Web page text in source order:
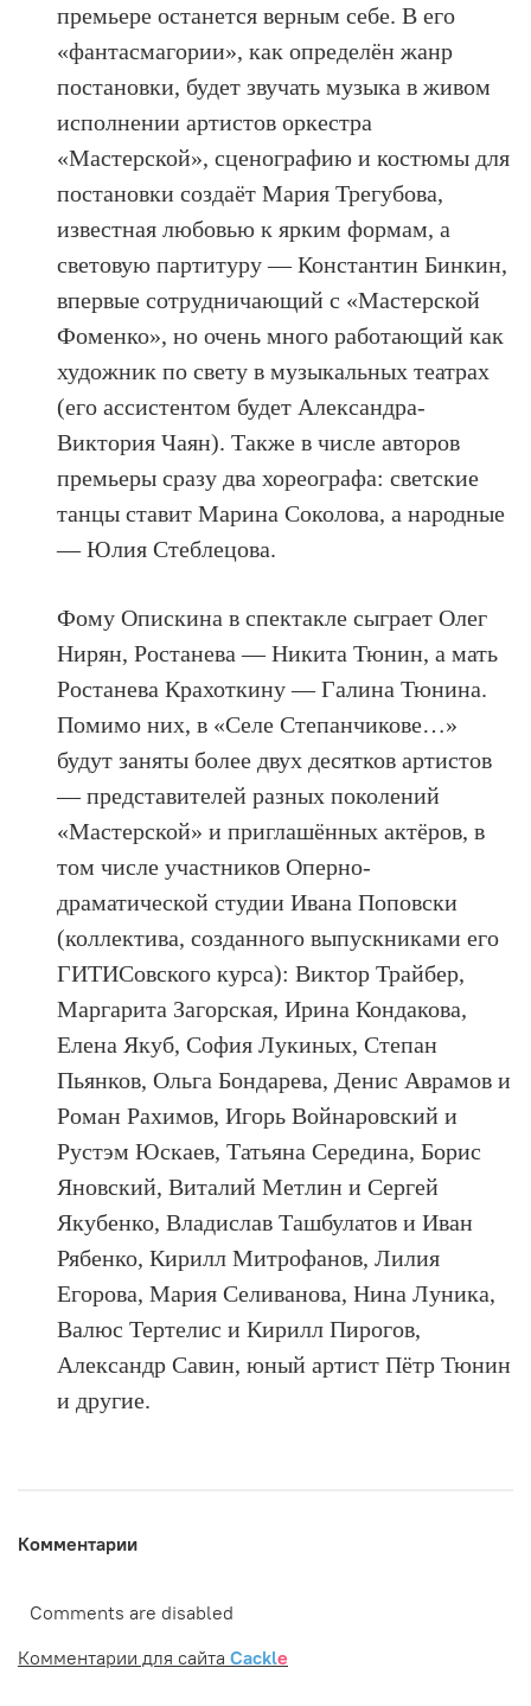
премьере останется верным себе. В его
«фантасмагории», как определён жанр
постановки, будет звучать музыка в живом
исполнении артистов оркестра
«Мастерской», сценографию и костюмы для
постановки создаёт Мария Трегубова,
известная любовью к ярким формам, а
световую партитуру — Константин Бинкин,
впервые сотрудничающий с «Мастерской
Фоменко», но очень много работающий как
художник по свету в музыкальных театрах
(его ассистентом будет Александра-
Виктория Чаян). Также в числе авторов
премьеры сразу два хореографа: светские
танцы ставит Марина Соколова, а народные
— Юлия Стеблецова.
Фому Опискина в спектакле сыграет Олег
Нирян, Ростанева — Никита Тюнин, а мать
Ростанева Крахоткину — Галина Тюнина.
Помимо них, в «Селе Степанчикове…»
будут заняты более двух десятков артистов
— представителей разных поколений
«Мастерской» и приглашённых актёров, в
том числе участников Оперно-
драматической студии Ивана Поповски
(коллектива, созданного выпускниками его
ГИТИСовского курса): Виктор Трайбер,
Маргарита Загорская, Ирина Кондакова,
Елена Якуб, София Лукиных, Степан
Пьянков, Ольга Бондарева, Денис Аврамов и
Роман Рахимов, Игорь Войнаровский и
Рустэм Юскаев, Татьяна Середина, Борис
Яновский, Виталий Метлин и Сергей
Якубенко, Владислав Ташбулатов и Иван
Рябенко, Кирилл Митрофанов, Лилия
Егорова, Мария Селиванова, Нина Луника,
Валюс Тертелис и Кирилл Пирогов,
Александр Савин, юный артист Пётр Тюнин
и другие.
Комментарии
Comments are disabled
Комментарии для сайта Cackle